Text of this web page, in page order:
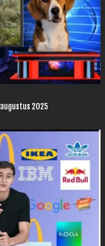
Kort nieuws journaal woensdag 20 augustus 2025